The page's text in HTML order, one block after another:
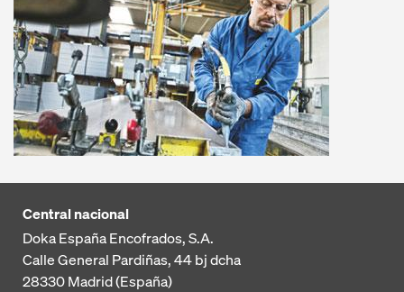
Central nacional
Doka España Encofrados, S.A.
Calle General Pardiñas, 44 bj dcha
28330Madrid (España)